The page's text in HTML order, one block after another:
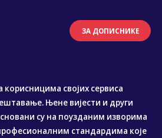
ЗА ДОПИСНИКЕ
својих сервиса
Њене вијести и други
су на поузданим изворима
стандардима које